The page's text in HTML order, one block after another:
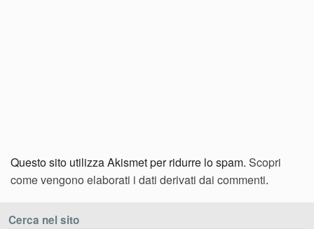
Questo sito utilizza Akismet per ridurre lo spam. Scopri
come vengono elaborati i dati derivati dai commenti.
Cerca nel sito